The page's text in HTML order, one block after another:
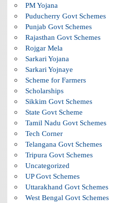
PM Yojana
Puducherry Govt Schemes
Punjab Govt Schemes
Rajasthan Govt Schemes
Rojgar Mela
Sarkari Yojana
Sarkari Yojnaye
Scheme for Farmers
Scholarships
Sikkim Govt Schemes
State Govt Scheme
Tamil Nadu Govt Schemes
Tech Corner
Telangana Govt Schemes
Tripura Govt Schemes
Uncategorized
UP Govt Schemes
Uttarakhand Govt Schemes
West Bengal Govt Schemes